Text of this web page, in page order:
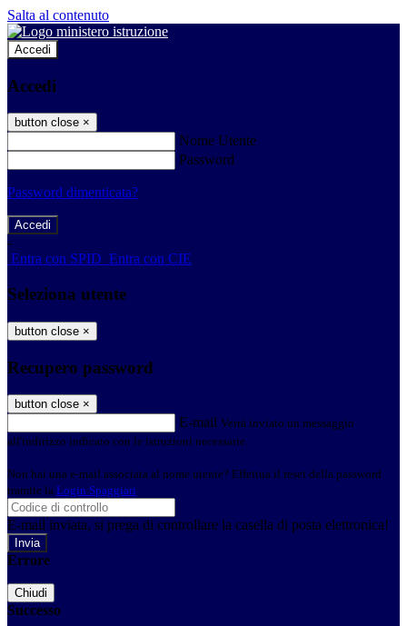
Salta al contenuto
Accedi
Accedi
button close ×
Nome Utente
Password
Password dimenticata?
-
Entra con SPID Entra con CIE
Seleziona utente
button close ×
Recupero password
button close ×
E-mail Verrà inviato un messaggio
all'indirizzo indicato con le istruzioni necessarie.
Non hai una e-mail associata al nome utente? Effettua il reset della password
tramite la Login Spaggiari
E-mail inviata, si prega di controllare la casella di posta elettronica!
Errore
Chiudi
Successo